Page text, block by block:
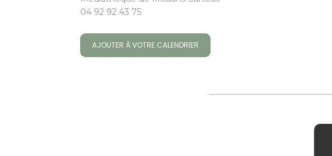
04 92 92 43 75
AJOUTER À VOTRE CALENDRIER